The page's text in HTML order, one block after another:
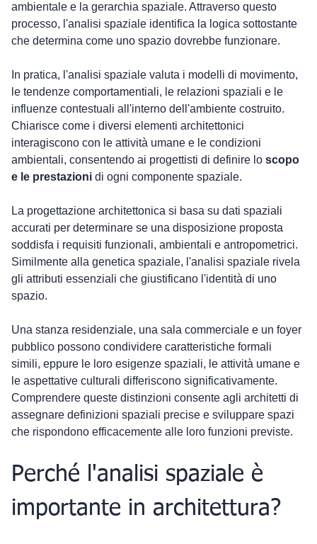
ambientale e la gerarchia spaziale. Attraverso questo
processo, l'analisi spaziale identifica la logica sottostante
che determina come uno spazio dovrebbe funzionare.
In pratica, l'analisi spaziale valuta i modelli di movimento,
le tendenze comportamentiali, le relazioni spaziali e le
influenze contestuali all'interno dell'ambiente costruito.
Chiarisce come i diversi elementi architettonici
interagiscono con le attività umane e le condizioni
ambientali, consentendo ai progettisti di definire lo scopo
e le prestazioni di ogni componente spaziale.
La progettazione architettonica si basa su dati spaziali
accurati per determinare se una disposizione proposta
soddisfa i requisiti funzionali, ambientali e antropometrici.
Similmente alla genetica spaziale, l'analisi spaziale rivela
gli attributi essenziali che giustificano l'identità di uno
spazio.
Una stanza residenziale, una sala commerciale e un foyer
pubblico possono condividere caratteristiche formali
simili, eppure le loro esigenze spaziali, le attività umane e
le aspettative culturali differiscono significativamente.
Comprendere queste distinzioni consente agli architetti di
assegnare definizioni spaziali precise e sviluppare spazi
che rispondono efficacemente alle loro funzioni previste.
Perché l'analisi spaziale è
importante in architettura?